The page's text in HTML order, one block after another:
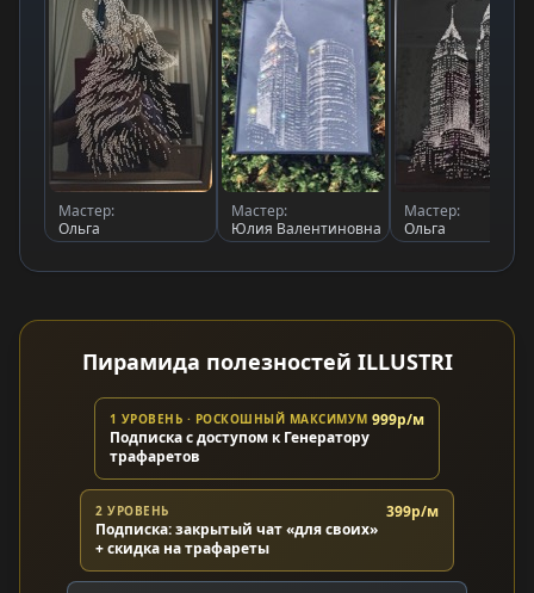
Мастер:
Ольга
Мастер:
Юлия Валентиновна
Мастер:
Ольга
Пирамида полезностей ILLUSTRI
1 УРОВЕНЬ · РОСКОШНЫЙ МАКСИМУМ
Подписка с доступом к Генератору
трафаретов
999р/м
2 УРОВЕНЬ
Подписка: закрытый чат «для своих»
+ скидка на трафареты
399р/м